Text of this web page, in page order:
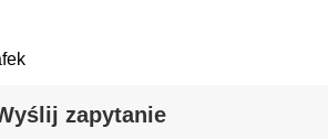
zapytanie